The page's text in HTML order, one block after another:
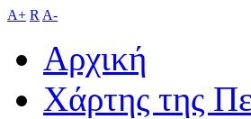
A+ R A-
Αρχική
Χάρτης της